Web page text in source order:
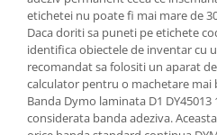
etichetei nu poate fi mai mare de
Daca doriti sa puneti pe etichete
identifica obiectele de inventar cu
recomandat sa folositi un aparat
calculator pentru o machetare mai
Banda Dymo laminata D1
considerata banda adeziva.